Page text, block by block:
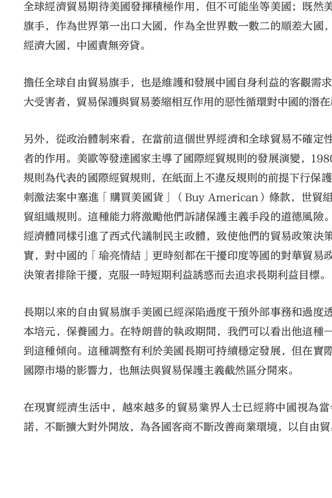
全球經濟貿易期待美國發揮積極作用，但不可能坐等美國；既然
旗手，作為世界第一出口大國，作為全世界數一數二的順差大國
經濟大國，中國責無旁貸。
擔任全球自由貿易旗手，也是維護和發展中國自身利益的客觀需
大受害者，貿易保護與貿易萎縮相互作用的惡性循環對中國的潛在
另外，從政治體制來看，在當前這個世界經濟和全球貿易不確定
者的作用。美歐等發達國家主導了國際經貿規則的發展演變，
規則為代表的國際經貿規則，在紙面上不違反規則的前提下行保
刺激法案中塞進「購買美國貨」（Buy American）條款，世貿
貿組織規則。這種能力將激勵他們訴諸保護主義手段的道德風險
經濟體同樣引進了西式代議制民主政體，致使他們的貿易政策決
實，對中國的「瑜亮情結」更時刻都在干擾印度等國的對華貿易
決策者排除干擾，克服一時短期利益誘惑而去追求長期利益目標。
長期以來的自由貿易旗手美國已經深陷過度干預外部事務和過度
本培元，保養國力。在特朗普的執政期間，我們可以看出他這種
到這種傾向。這種調整有利於美國長期可持續穩定發展，但在實
國際市場的影響力，也無法與貿易保護主義截然區分開來。
在現實經濟生活中，越來越多的貿易業界人士已經將中國視為
諾，不斷擴大對外開放，為各國客商不斷改善商業環境，以自由貿